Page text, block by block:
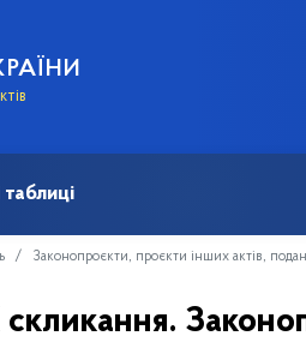
Законопроєкти, проєкти інших актів,